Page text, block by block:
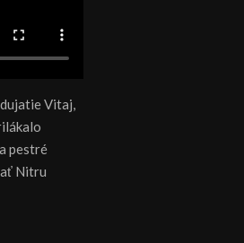
Vitaj,
pestré
Nitru